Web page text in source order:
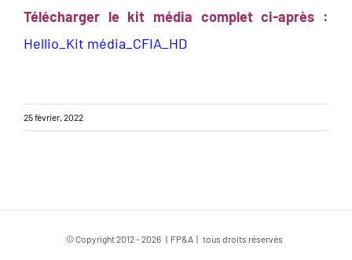
Télécharger le kit média complet ci-après :
Hellio_Kit média_CFIA_HD
25 février, 2022
© Copyright 2012 -2026 | FP&A | tous droits réservés